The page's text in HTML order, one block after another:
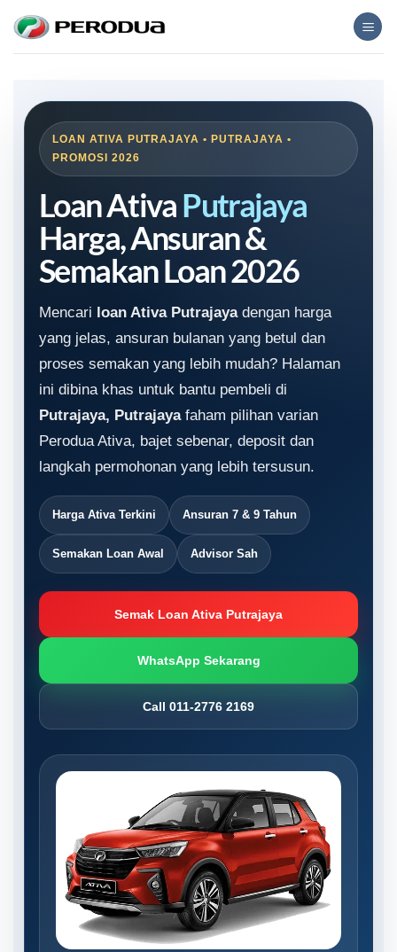
content
LOAN ATIVA PUTRAJAYA • PUTRAJAYA •
PROMOSI 2026
Loan AtivaPutrajaya
Harga, Ansuran &
Semakan Loan 2026
Mencari loan Ativa Putrajayadengan harga
yang jelas, ansuran bulanan yang betul dan
proses semakan yang lebih mudah? Halaman
ini dibina khas untuk bantu pembeli di
Putrajaya, Putrajayafaham pilihan varian
Perodua Ativa, bajet sebenar, deposit dan
langkah permohonan yang lebih tersusun.
Harga Ativa Terkini Ansuran 7 & 9 Tahun
Semakan Loan Awal Advisor Sah
Semak Loan Ativa Putrajaya
WhatsApp Sekarang
Call 011-2776 2169